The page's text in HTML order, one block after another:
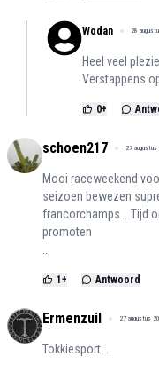
Wodan 28
Heel veel
Verstappens
0+
schoen217 27
Mooi raceweekend
seizoen bewezen
francorchamps... Tijd
promoten
...
1 + Antwoord
Ermenzuil 27 augustus
Tokkiesport...